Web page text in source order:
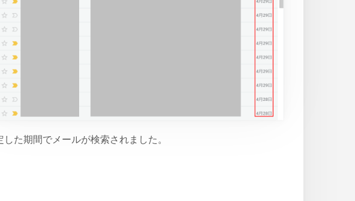
した期間でメールが検索されました。